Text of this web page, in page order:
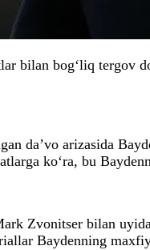
bilan bog‘liq tergov
da’vo arizasida
ko‘ra, bu
Zvonitser bilan
Baydenning